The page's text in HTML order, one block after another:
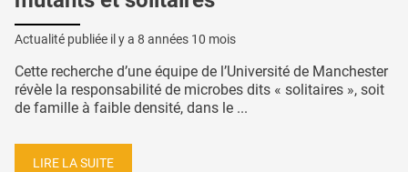
Actualité publiée il y a 8 années 10 mois
Cette recherche d’une équipe de l’Université de Manchester
révèle la responsabilité de microbes dits « solitaires », soit
de famille à faible densité, dans le ...
LIRE LA SUITE